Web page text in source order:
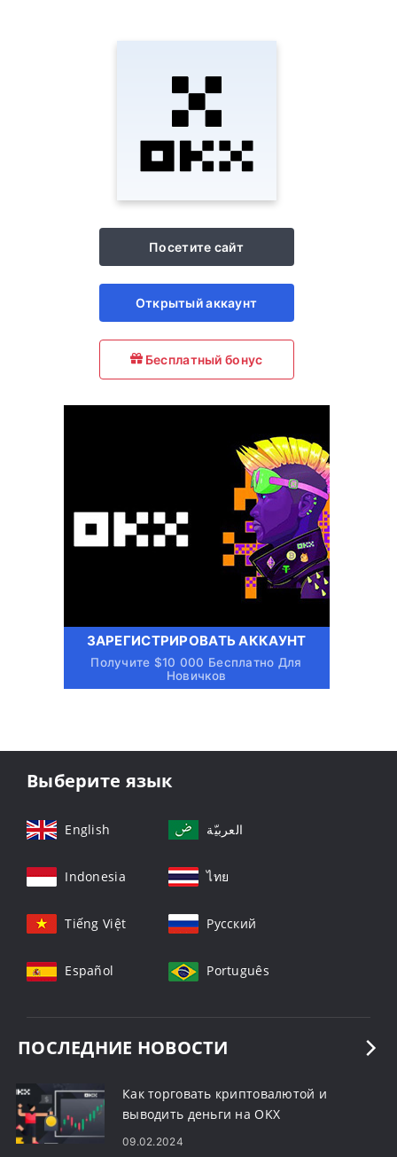
Посетите сайт
Открытый аккаунт
Бесплатный бонус
ЗАРЕГИСТРИРОВАТЬ АККАУНТ
Получите $10 000 Бесплатно Для
Новичков
Выберите язык
English العربيّة
Indonesia ไทย
Tiếng Việt Русский
Español Português
ПОСЛЕДНИЕ НОВОСТИ
Как торговать криптовалютой и
выводить деньги на OKX
09.02.2024